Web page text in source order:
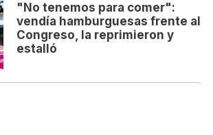
"No tenemos para comer":
vendía hamburguesas frente al
Congreso, la reprimieron y
estalló